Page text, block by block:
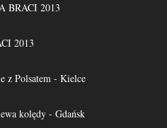
BRACI 2013
2013
z Polsatem - Kielce
kolędy - Gdańsk